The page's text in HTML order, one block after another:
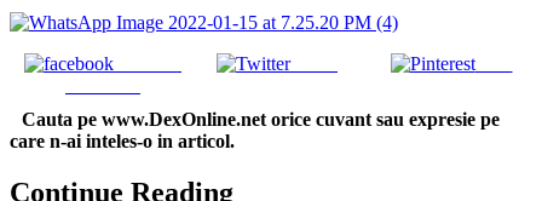
Tweet Save
Cauta pe www.DexOnline.net orice cuvant sau expresie pe
care n-ai inteles-o in articol.
Continue Reading